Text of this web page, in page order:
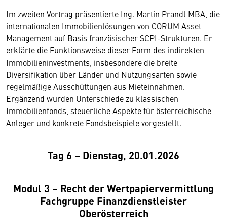
Im zweiten Vortrag präsentierte Ing. Martin Prandl MBA, die
internationalen Immobilienlösungen von CORUM Asset
Management auf Basis französischer SCPI-Strukturen. Er
erklärte die Funktionsweise dieser Form des indirekten
Immobilieninvestments, insbesondere die breite
Diversifikation über Länder und Nutzungsarten sowie
regelmäßige Ausschüttungen aus Mieteinnahmen.
Ergänzend wurden Unterschiede zu klassischen
Immobilienfonds, steuerliche Aspekte für österreichische
Anleger und konkrete Fondsbeispiele vorgestellt.
Tag 6 – Dienstag, 20.01.2026
Modul 3 − Recht der Wertpapiervermittlung
Fachgruppe Finanzdienstleister
Oberösterreich